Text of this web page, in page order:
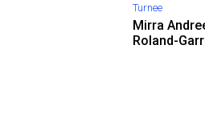
Turnee
Mirra
Roland-